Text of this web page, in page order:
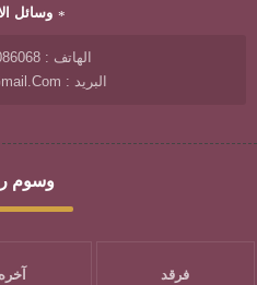
وسائل
الهاتف : 00966533086068
البريد : Taifarqad@gmail.com
وسوم
فرقد آخره